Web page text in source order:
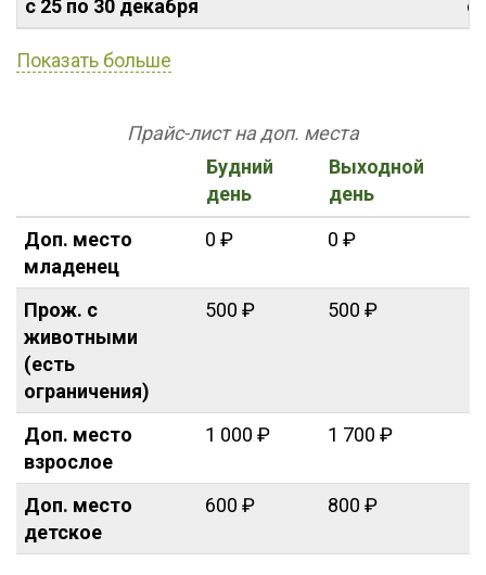
с 25 по 30 декабря
Показать больше
Прайс-лист на доп. места
Будний
день
Выходной
день
Доп. место
младенец
0 ₽ 0 ₽
Прож. с
животными
(есть
ограничения)
500 ₽ 500 ₽
Доп. место
взрослое
1 000 ₽ 1 700 ₽
Доп. место
детское
600 ₽ 800 ₽